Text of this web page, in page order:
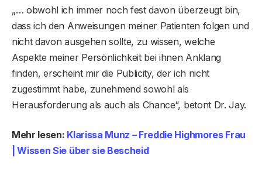
„… obwohl ich immer noch fest davon überzeugt bin,
dass ich den Anweisungen meiner Patienten folgen und
nicht davon ausgehen sollte, zu wissen, welche
Aspekte meiner Persönlichkeit bei ihnen Anklang
finden, erscheint mir die Publicity, der ich nicht
zugestimmt habe, zunehmend sowohl als
Herausforderung als auch als Chance“, betont Dr. Jay.
Mehr lesen: Klarissa Munz – Freddie Highmores Frau
| Wissen Sie über sie Bescheid